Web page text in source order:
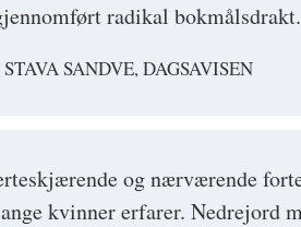
radikal
SANDVE, DAGSAVISEN
og nærværende
kvinner erfarer. Nedrejord